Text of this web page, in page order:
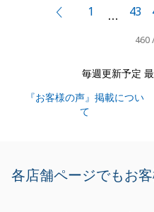
ますが、ご尽力いただき
買主様を先日訪問させて
Ｗ様にも、どうぞよろし
ございました。
今後も、何かお役にたて
前へ1 … 43
460
毎週更新予定
『お客様の声』掲載につい
て
各店舗ページでもお